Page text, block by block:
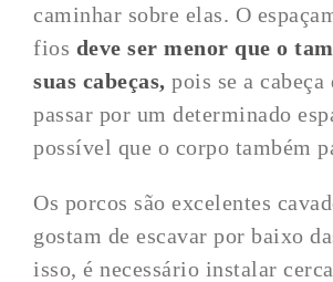
caminhar sobre elas. O
fios deve ser menor que o
suas cabeças, pois se a cabeça
passar por um determinado
possível que o corpo também
Os porcos são excelentes
gostam de escavar por baixo
isso, é necessário instalar